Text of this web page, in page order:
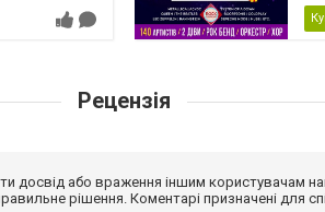
Рецензія
досвід або враження іншим користувачам
рішення. Коментарі призначені для